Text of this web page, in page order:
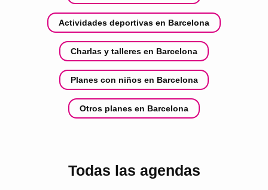
Actividades deportivas en Barcelona
Charlas y talleres en Barcelona
Planes con niños en Barcelona
Otros planes en Barcelona
Todas las agendas